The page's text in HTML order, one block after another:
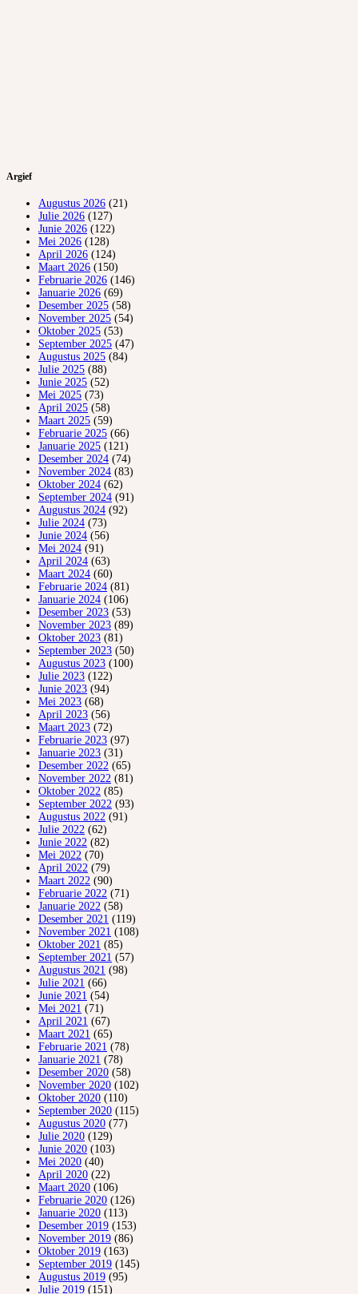
Argief
Augustus 2026 (21)
Julie 2026 (127)
Junie 2026 (122)
Mei 2026 (128)
April 2026 (124)
Maart 2026 (150)
Februarie 2026 (146)
Januarie 2026 (69)
Desember 2025 (58)
November 2025 (54)
Oktober 2025 (53)
September 2025 (47)
Augustus 2025 (84)
Julie 2025 (88)
Junie 2025 (52)
Mei 2025 (73)
April 2025 (58)
Maart 2025 (59)
Februarie 2025 (66)
Januarie 2025 (121)
Desember 2024 (74)
November 2024 (83)
Oktober 2024 (62)
September 2024 (91)
Augustus 2024 (92)
Julie 2024 (73)
Junie 2024 (56)
Mei 2024 (91)
April 2024 (63)
Maart 2024 (60)
Februarie 2024 (81)
Januarie 2024 (106)
Desember 2023 (53)
November 2023 (89)
Oktober 2023 (81)
September 2023 (50)
Augustus 2023 (100)
Julie 2023 (122)
Junie 2023 (94)
Mei 2023 (68)
April 2023 (56)
Maart 2023 (72)
Februarie 2023 (97)
Januarie 2023 (31)
Desember 2022 (65)
November 2022 (81)
Oktober 2022 (85)
September 2022 (93)
Augustus 2022 (91)
Julie 2022 (62)
Junie 2022 (82)
Mei 2022 (70)
April 2022 (79)
Maart 2022 (90)
Februarie 2022 (71)
Januarie 2022 (58)
Desember 2021 (119)
November 2021 (108)
Oktober 2021 (85)
September 2021 (57)
Augustus 2021 (98)
Julie 2021 (66)
Junie 2021 (54)
Mei 2021 (71)
April 2021 (67)
Maart 2021 (65)
Februarie 2021 (78)
Januarie 2021 (78)
Desember 2020 (58)
November 2020 (102)
Oktober 2020 (110)
September 2020 (115)
Augustus 2020 (77)
Julie 2020 (129)
Junie 2020 (103)
Mei 2020 (40)
April 2020 (22)
Maart 2020 (106)
Februarie 2020 (126)
Januarie 2020 (113)
Desember 2019 (153)
November 2019 (86)
Oktober 2019 (163)
September 2019 (145)
Augustus 2019 (95)
Julie 2019 (151)